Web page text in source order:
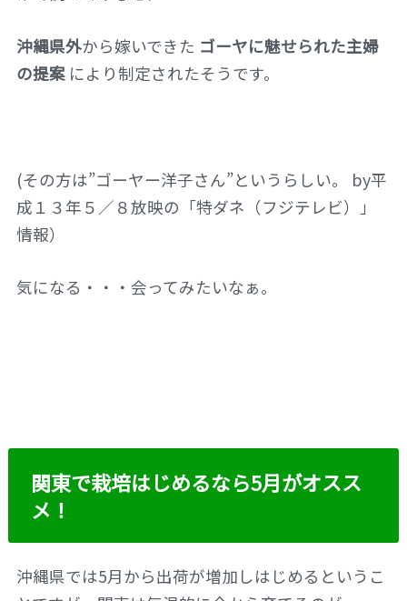
沖縄県外から嫁いできた ゴーヤに魅せられた主婦
の提案 により制定されたそうです。
(その方は”ゴーヤー洋子さん”というらしい。 by平
成１３年５／８放映の「特ダネ（フジテレビ）」
情報）
気になる・・・会ってみたいなぁ。
関東で栽培はじめるなら5月がオスス
メ！
沖縄県では5月から出荷が増加しはじめるというこ